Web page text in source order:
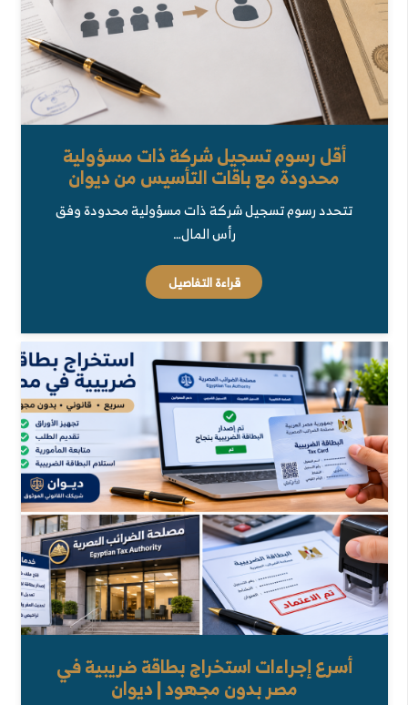
أقل رسوم تسجيل شركة ذات مسؤولية
محدودة مع باقات التأسيس من ديوان
تتحدد رسوم تسجيل شركة ذات مسؤولية محدودة وفق
رأس المال…
قراءة التفاصيل
أسرع إجراءات استخراج بطاقة ضريبية في
مصر بدون مجهود | ديوان